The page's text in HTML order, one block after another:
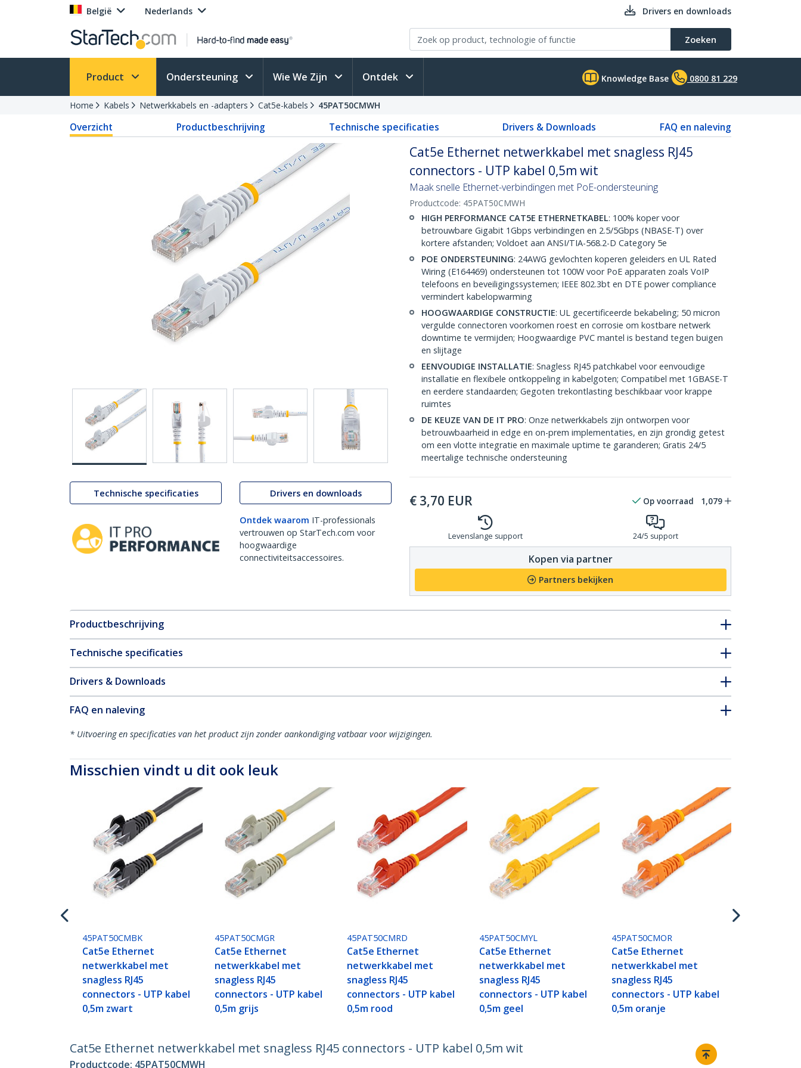
België Nederlands Drivers en downloads
Zoeken
Product Ondersteuning Wie We Zijn Ontdek Knowledge Base 0800 81 229
Home Kabels Netwerkkabels en -adapters Cat5e-kabels 45PAT50CMWH
Overzicht Productbeschrijving Technische specificaties Drivers & Downloads FAQ en naleving
Technische specificaties Drivers en downloads
Ontdek waarom IT-professionals
vertrouwen op StarTech.com voor
hoogwaardige
connectiviteitsaccessoires.
Cat5e Ethernet netwerkkabel met snagless RJ45
connectors - UTP kabel 0,5m wit
Maak snelle Ethernet-verbindingen met PoE-ondersteuning
Productcode: 45PAT50CMWH
HIGH PERFORMANCE CAT5E ETHERNETKABEL: 100% koper voor
betrouwbare Gigabit 1Gbps verbindingen en 2.5/5Gbps (NBASE-T) over
kortere afstanden; Voldoet aan ANSI/TIA-568.2-D Category 5e
POE ONDERSTEUNING: 24AWG gevlochten koperen geleiders en UL Rated
Wiring (E164469) ondersteunen tot 100W voor PoE apparaten zoals VoIP
telefoons en beveiligingssystemen; IEEE 802.3bt en DTE power compliance
vermindert kabelopwarming
HOOGWAARDIGE CONSTRUCTIE: UL gecertificeerde bekabeling; 50 micron
vergulde connectoren voorkomen roest en corrosie om kostbare netwerk
downtime te vermijden; Hoogwaardige PVC mantel is bestand tegen buigen
en slijtage
EENVOUDIGE INSTALLATIE: Snagless RJ45 patchkabel voor eenvoudige
installatie en flexibele ontkoppeling in kabelgoten; Compatibel met 1GBASE-T
en eerdere standaarden; Gegoten trekontlasting beschikbaar voor krappe
ruimtes
DE KEUZE VAN DE IT PRO: Onze netwerkkabels zijn ontworpen voor
betrouwbaarheid in edge en on-prem implementaties, en zijn grondig getest
om een vlotte integratie en maximale uptime te garanderen; Gratis 24/5
meertalige technische ondersteuning
€ 3,70 EUR Op voorraad 1,079
Levenslange support 24/5 support
Kopen via partner
Partners bekijken
Productbeschrijving
Technische specificaties
Drivers & Downloads
FAQ en naleving
* Uitvoering en specificaties van het product zijn zonder aankondiging vatbaar voor wijzigingen.
Misschien vindt u dit ook leuk
45PAT50CMBK
Cat5e Ethernet
netwerkkabel met
snagless RJ45
connectors - UTP kabel
0,5m zwart
45PAT50CMGR
Cat5e Ethernet
netwerkkabel met
snagless RJ45
connectors - UTP kabel
0,5m grijs
45PAT50CMRD
Cat5e Ethernet
netwerkkabel met
snagless RJ45
connectors - UTP kabel
0,5m rood
45PAT50CMYL
Cat5e Ethernet
netwerkkabel met
snagless RJ45
connectors - UTP kabel
0,5m geel
45PAT50CMOR
Cat5e Ethernet
netwerkkabel met
snagless RJ45
connectors - UTP kabel
0,5m oranje
Cat5e Ethernet netwerkkabel met snagless RJ45 connectors - UTP kabel 0,5m wit
Productcode: 45PAT50CMWH